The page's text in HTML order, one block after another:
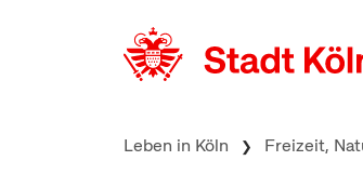
Leben in Köln Freizeit,